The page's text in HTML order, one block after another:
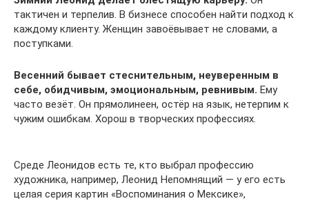
тактичен и терпелив. В бизнесе способен найти подход к
каждому клиенту. Женщин завоёвывает не словами, а
поступками.
Весенний бывает стеснительным, неуверенным в
себе, обидчивым, эмоциональным, ревнивым. Ему
часто везёт. Он прямолинеен, остёр на язык, нетерпим к
чужим ошибкам. Хорош в творческих профессиях.
Среде Леонидов есть те, кто выбрал профессию
художника, например, Леонид Непомнящий — у его есть
целая серия картин «Воспоминания о Мексике»,